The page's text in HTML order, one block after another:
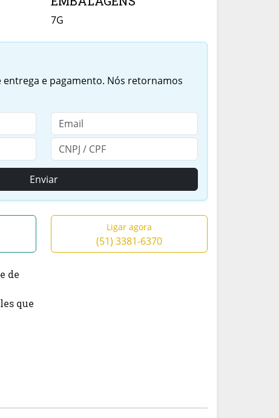
7G
entrega e pagamento. Nós retornamos
Enviar
Ligar agora
(51) 3381-6370
de
que